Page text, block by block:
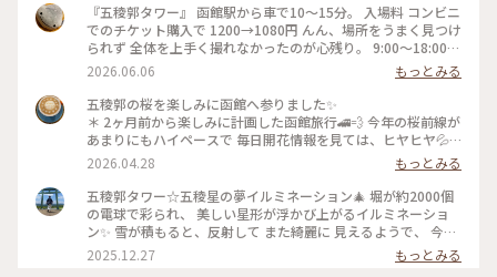
『五稜郭タワー』 函館駅から車で10〜15分。 入場料 コンビニ
でのチケット購入で 1200→1080円 んん、場所をうまく見つけ
られず 全体を上手く撮れなかったのが心残り。 9:00〜18:00
P:近隣コインP #五稜郭タワー 北海道函館市五稜郭町43-9 #函
館名所#函館スポット #函館観光 #五稜郭
2026.06.06
もっとみる
五稜郭の桜を楽しみに函館へ参りました✨
＊ 2ヶ月前から楽しみに計画した函館旅行🚄💨 今年の桜前線が
あまりにもハイペースで 毎日開花情報を見ては、ヒヤヒヤ💦 4
月28日現在散り始めてしまってますが それでも五稜郭タワー
からの五芒星は 桜色に包まれていました✨
＊ #ちいさな列車旅 #函館 #五稜郭
2026.04.28
もっとみる
五稜郭タワー☆五稜星の夢イルミネーション🎄 堀が約2000個
の電球で彩られ、 美しい星形が浮かび上がるイルミネーショ
ン✨ 雪が積もると、反射して また綺麗に 見えるようで、 今年
は まだ雪が少ないの で、このような感じです♪♪ 真ん中のオ
レンジ色に ライトアップされているのは 復元された函館奉行
2025.12.27 もっとみる